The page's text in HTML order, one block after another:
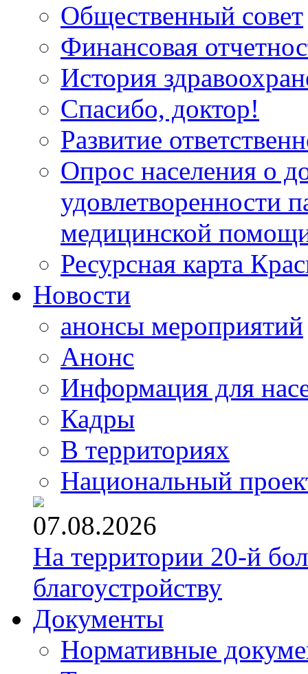
Общественный совет
Финансовая
История
Спасибо, доктор!
Развитие
Опрос населения о
удовлетворенности
медицинской
Ресурсная карта
Новости
анонсы мероприятий
Анонс
Информация для
Кадры
В территориях
Национальный
07.08.2026
На территории 20-й
благоустройству
Документы
Нормативные